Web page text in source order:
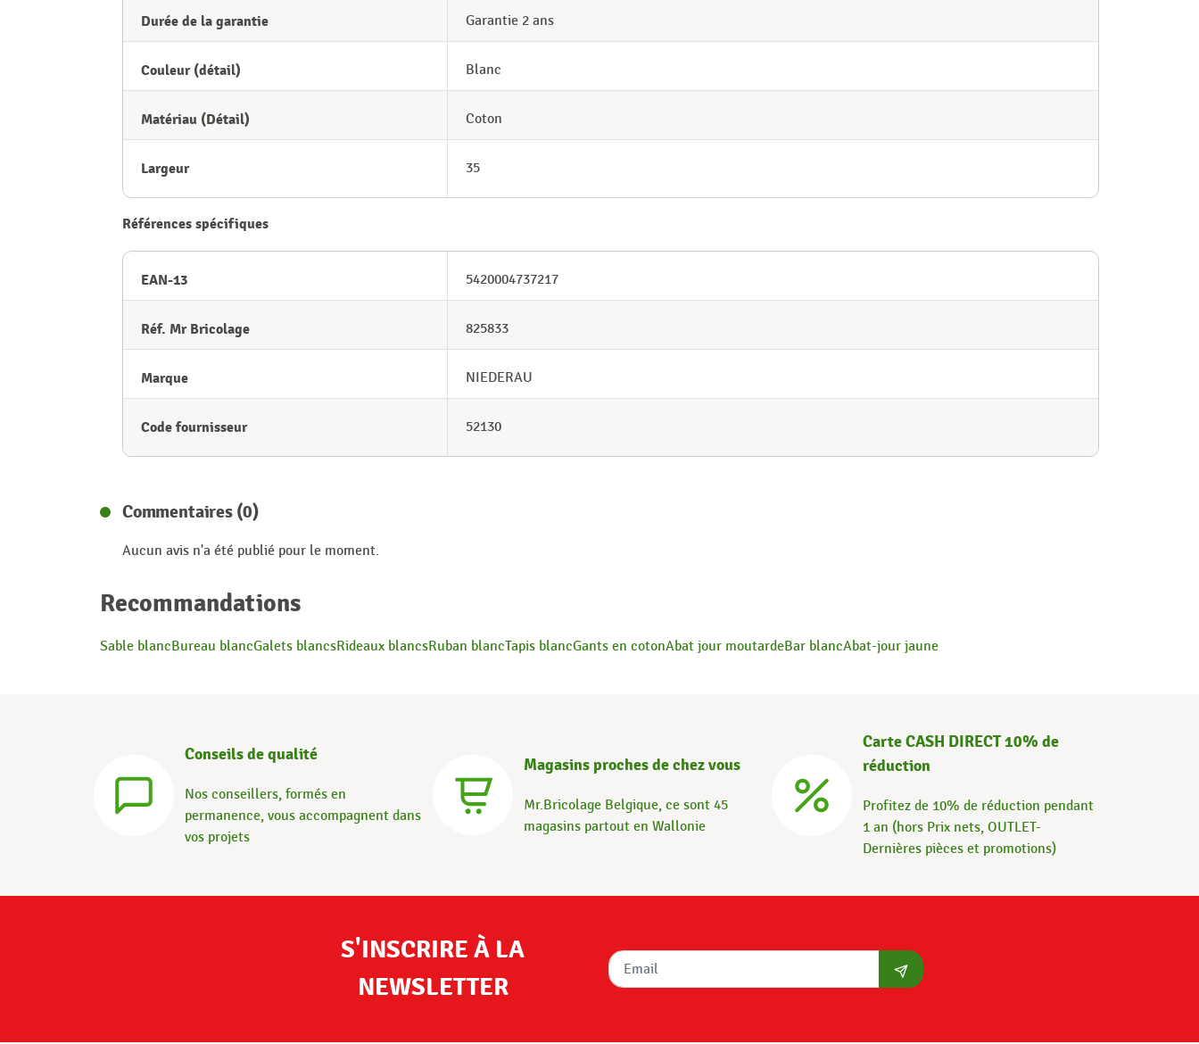
Durée de la garantie Garantie 2 ans
Couleur (détail) Blanc
Matériau (Détail) Coton
Largeur 35
Références spécifiques
EAN-13 5420004737217
Réf. Mr Bricolage 825833
Marque NIEDERAU
Code fournisseur 52130
Commentaires (0)
Aucun avis n'a été publié pour le moment.
Recommandations
Sable blancBureau blancGalets blancsRideaux blancsRuban blancTapis blancGants en cotonAbat jour moutardeBar blancAbat-jour jaune
Conseils de qualité
Nos conseillers, formés en
permanence, vous accompagnent dans
vos projets
Magasins proches de chez vous
Mr.Bricolage Belgique, ce sont 45
magasins partout en Wallonie
Carte CASH DIRECT 10% de
réduction
Profitez de 10% de réduction pendant
1 an (hors Prix nets, OUTLET-
Dernières pièces et promotions)
S'INSCRIRE À LA
NEWSLETTER
S'abonner